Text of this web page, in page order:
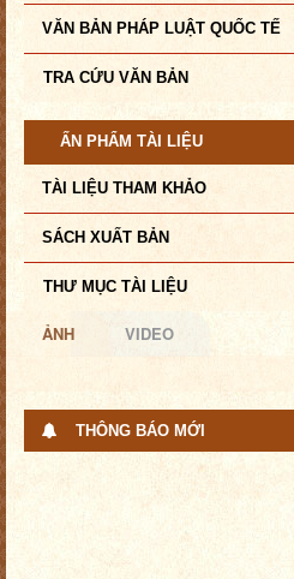
VĂN BẢN PHÁP LUẬT QUỐC TẾ
TRA CỨU VĂN BẢN
ẤN PHẨM TÀI LIỆU
TÀI LIỆU THAM KHẢO
SÁCH XUẤT BẢN
THƯ MỤC TÀI LIỆU
ẢNH VIDEO
THÔNG BÁO MỚI